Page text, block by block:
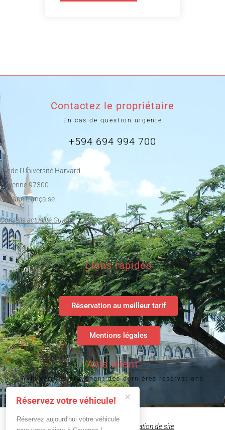
Contactez le propriétaire
En cas de question urgente
+594 694 994 700
Av. de l’Université Harvard
Cayenne 97300
Guyane française
Conseils actualité Guyane
Liens rapides
Accès direct
Réservation au meilleur tarif
Mentions légales
Avis client
Avis vérifiés provenant des dernières réservations
Création de site pour hôtels Création de site
Réservez votre véhicule!
Réservez aujourd'hui votre véhicule